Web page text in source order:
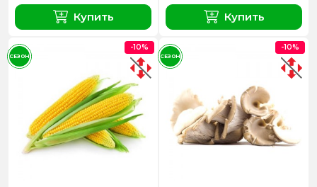
Купить Купить
-10%
СЕЗОН
-10%
СЕЗОН